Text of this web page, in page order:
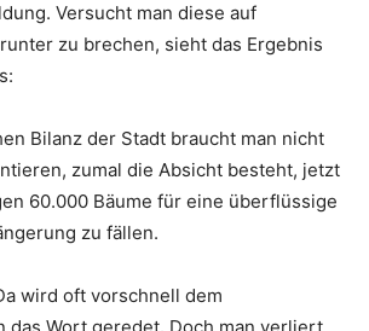
Versucht man diese auf
zu brechen, sieht das Ergebnis
Bilanz der Stadt braucht man nicht
zumal die Absicht besteht, jetzt
60.000 Bäume für eine überflüssige
zu fällen.
wird oft vorschnell dem